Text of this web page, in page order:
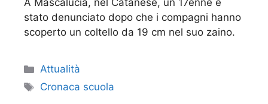
A Mascalucia, nel Catanese, un 17enne è
stato denunciato dopo che i compagni hanno
scoperto un coltello da 19 cm nel suo zaino.
Categorie
Attualità
Tag
Cronaca scuola